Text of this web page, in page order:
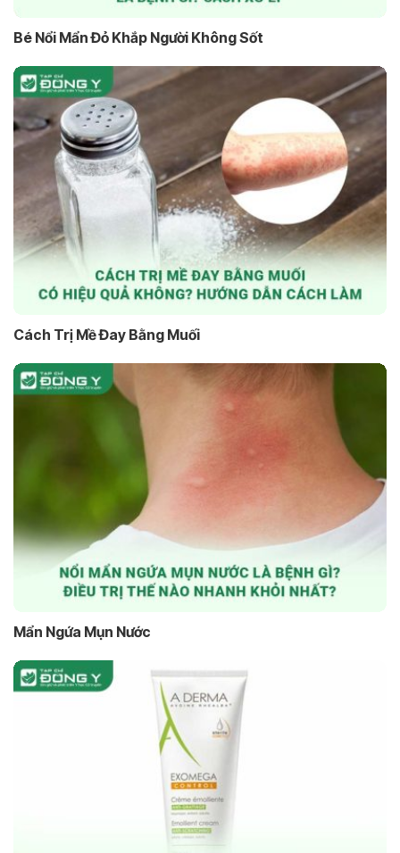
Bé Nổi Mẩn Đỏ Khắp Người Không Sốt
Cách Trị Mề Đay Bằng Muối
Mẩn Ngứa Mụn Nước